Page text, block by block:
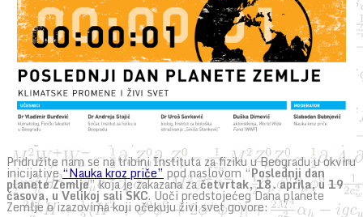
Pridružite nam se na tribini Instituta za fiziku u Beogradu u okviru
inicijative“Nauka kroz priče” pod naslovom “Poslednji dan
planete Zemlje” koja je zakazana začetvrtak, 18. aprila, u 19
časova, u Velikoj sali SKC. Uoči predstojećeg Dana planete
Zemlje o izazovima koji očekuju živi svet govore: